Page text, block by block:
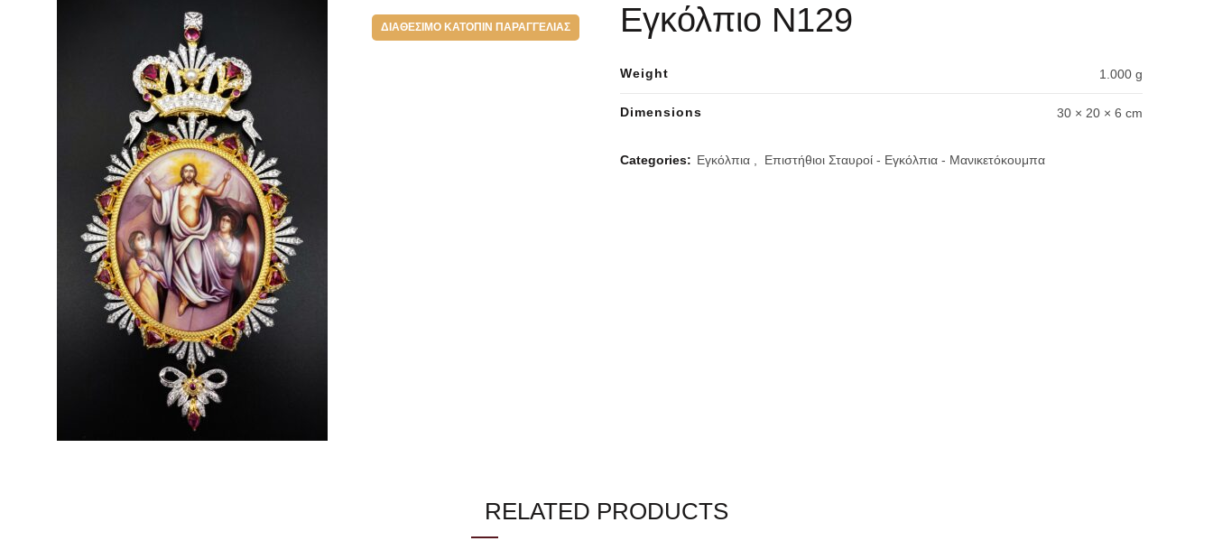
ΔΙΑΘΈΣΙΜΟ ΚΑΤΌΠΙΝ ΠΑΡΑΓΓΕΛΊΑΣ Εγκόλπιο Ν129
Weight 1.000 g
Dimensions 30 × 20 × 6 cm
Categories: Εγκόλπια Επιστήθιοι Σταυροί - Εγκόλπια - Μανικετόκουμπα
RELATED PRODUCTS